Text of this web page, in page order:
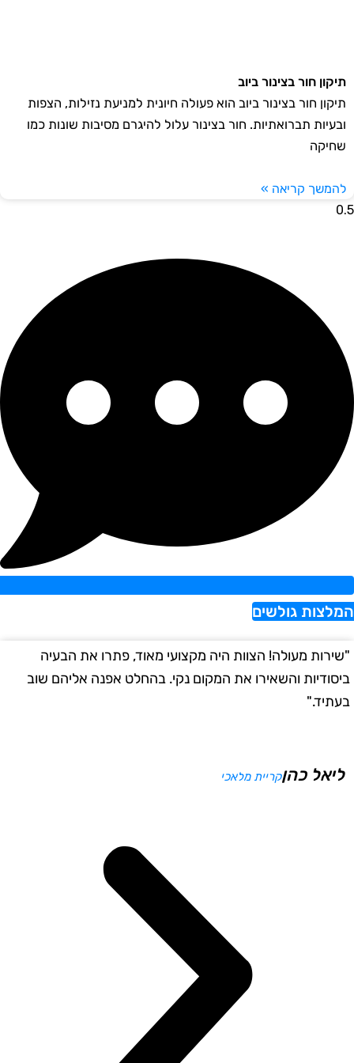
תיקון חור בצינור ביוב
תיקון חור בצינור ביוב הוא פעולה חיונית למניעת נזילות, הצפות
ובעיות תברואתיות. חור בצינור עלול להיגרם מסיבות שונות כמו
שחיקה
להמשך קריאה »
גולשים
"שירות מעולה! הצוות היה מקצועי מאוד, פתרו את הבעיה
ביסודיות והשאירו את המקום נקי. בהחלט אפנה אליהם שוב
בעתיד."
ליאל כהןקריית מלאכי